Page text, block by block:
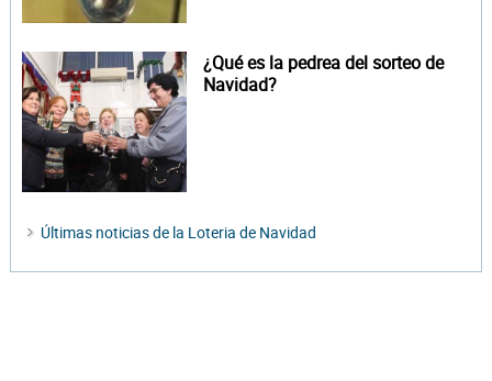
¿Qué es la pedrea del sorteo de
Navidad?
Últimas noticias de la Loteria de Navidad